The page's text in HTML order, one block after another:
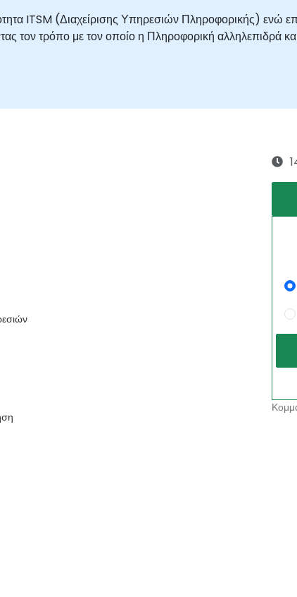
ITSM (Διαχείρισης Υπηρεσιών Πληροφορικής) ενώ
τον τρόπο με τον οποίο η Πληροφορική αλληλεπιδρά και